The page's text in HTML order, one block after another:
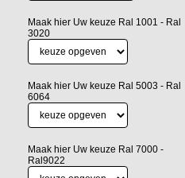
Maak hier Uw keuze Ral 1001 - Ral
3020
Maak hier Uw keuze Ral 5003 - Ral
6064
Maak hier Uw keuze Ral 7000 -
Ral9022